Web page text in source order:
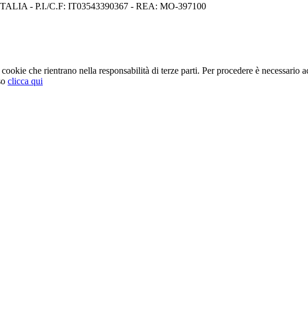
- P.I./C.F: IT03543390367 - REA: MO-397100
che rientrano nella responsabilità di terze parti. Per procedere è necessario
clicca qui